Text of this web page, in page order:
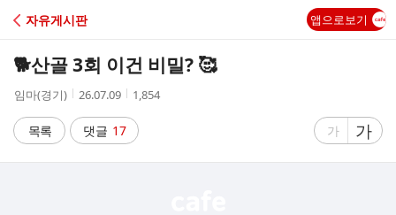
C
A
자유게시판 앱으로보기
🐕산골 3회 이건 비밀? 🥰
작
자
임마(경기)
작
시
간
26.07.09
조
수
1,854
목록 댓글 17
글
가
글
자
가